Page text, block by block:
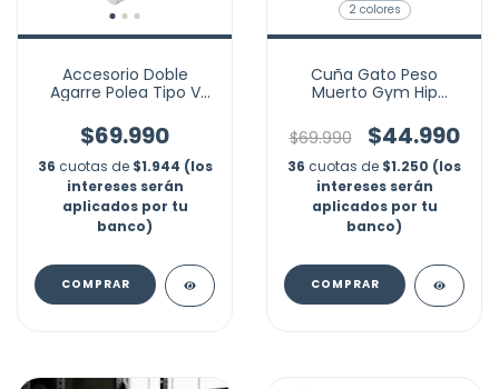
Accesorio Doble
Agarre Polea Tipo V
$69.990
36 cuotas de $1.944 (los
intereses serán
aplicados por tu
banco)
2 colores
Cuña Gato Peso
Muerto Gym Hip
Powerlift
$69.990 $44.990
36 cuotas de $1.250 (los
intereses serán
aplicados por tu
banco)
COMPRAR